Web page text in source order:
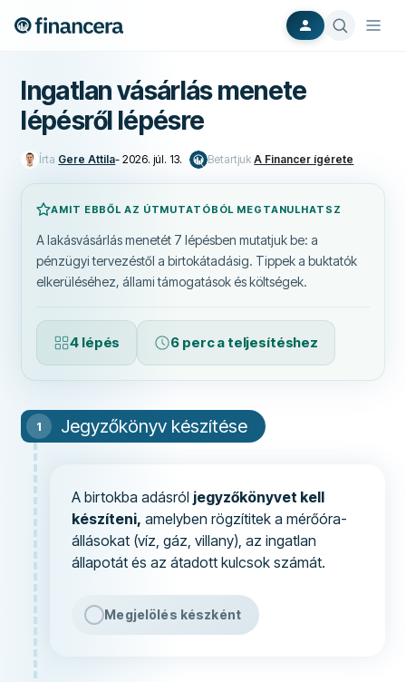
Ingatlan vásárlás menete
lépésről lépésre
Írta Gere Attila-2026. júl. 13. Betartjuk A Financer ígérete
AMIT EBBŐL AZ ÚTMUTATÓBÓL MEGTANULHATSZ
A lakásvásárlás menetét 7 lépésben mutatjuk be: a
pénzügyi tervezéstől a birtokátadásig. Tippek a buktatók
elkerüléséhez, állami támogatások és költségek.
4 lépés 6 perc a teljesítéshez
Jegyzőkönyv készítése
A birtokba adásról jegyzőkönyvet kell
készíteni, amelyben rögzítitek a mérőóra-
állásokat (víz, gáz, villany), az ingatlan
állapotát és az átadott kulcsok számát.
Megjelölés készként